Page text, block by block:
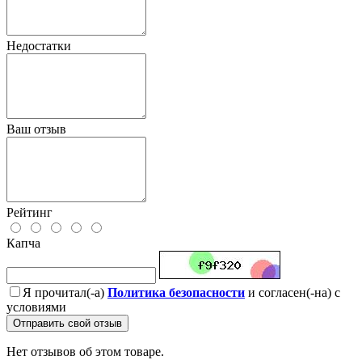
Недостатки
Ваш отзыв
Рейтинг
Капча
Я прочитал(-а) Политика безопасности и согласен(-на) с
условиями
Отправить свой отзыв
Нет отзывов об этом товаре.